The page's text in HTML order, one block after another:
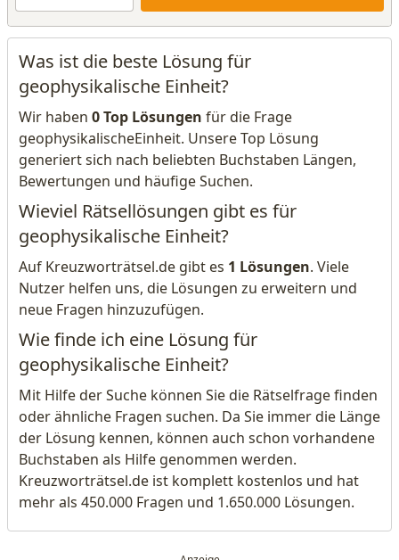
Was ist die beste Lösung für
geophysikalische Einheit?
Wir haben 0 Top Lösungen für die Frage
geophysikalischeEinheit. Unsere Top Lösung
generiert sich nach beliebten Buchstaben Längen,
Bewertungen und häufige Suchen.
Wieviel Rätsellösungen gibt es für
geophysikalische Einheit?
Auf Kreuzworträtsel.de gibt es 1 Lösungen. Viele
Nutzer helfen uns, die Lösungen zu erweitern und
neue Fragen hinzuzufügen.
Wie finde ich eine Lösung für
geophysikalische Einheit?
Mit Hilfe der Suche können Sie die Rätselfrage finden
oder ähnliche Fragen suchen. Da Sie immer die Länge
der Lösung kennen, können auch schon vorhandene
Buchstaben als Hilfe genommen werden.
Kreuzworträtsel.de ist komplett kostenlos und hat
mehr als 450.000 Fragen und 1.650.000 Lösungen.